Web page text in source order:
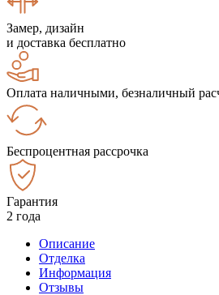
Замер, дизайн
и доставка бесплатно
Оплата наличными, безналичный
Беспроцентная рассрочка
Гарантия
2 года
Описание
Отделка
Информация
Отзывы